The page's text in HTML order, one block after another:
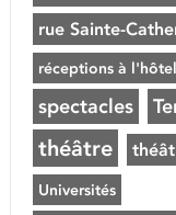
rue Sainte-
réceptions à
spectacles
théâtre
Universités